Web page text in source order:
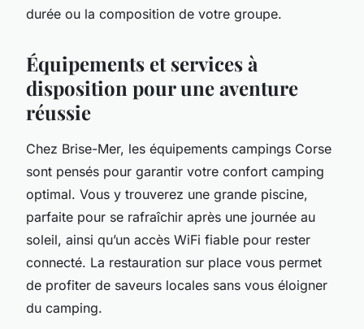
durée ou la composition de votre groupe.
Équipements et services à
disposition pour une aventure
réussie
Chez Brise-Mer, les équipements campings Corse
sont pensés pour garantir votre confort camping
optimal. Vous y trouverez une grande piscine,
parfaite pour se rafraîchir après une journée au
soleil, ainsi qu’un accès WiFi fiable pour rester
connecté. La restauration sur place vous permet
de profiter de saveurs locales sans vous éloigner
du camping.